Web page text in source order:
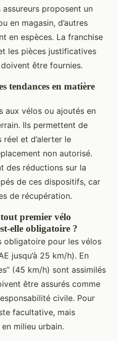
proposent un
en magasin, d’autres
en espèces. La franchise
les pièces justificatives
être fournies.
tendances en matière
aux vélos ou ajoutés en
Ils permettent de
et d’alerter le
non autorisé.
des réductions sur la
de ces dispositifs, car
de récupération.
premier vélo
elle obligatoire ?
obligatoire pour les vélos
jusqu’à 25 km/h). En
(45 km/h) sont assimilés
être assurés comme
civile. Pour
facultative, mais
milieu urbain.